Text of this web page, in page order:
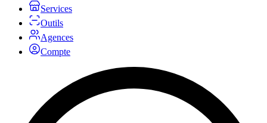
Services
Outils
Agences
Compte